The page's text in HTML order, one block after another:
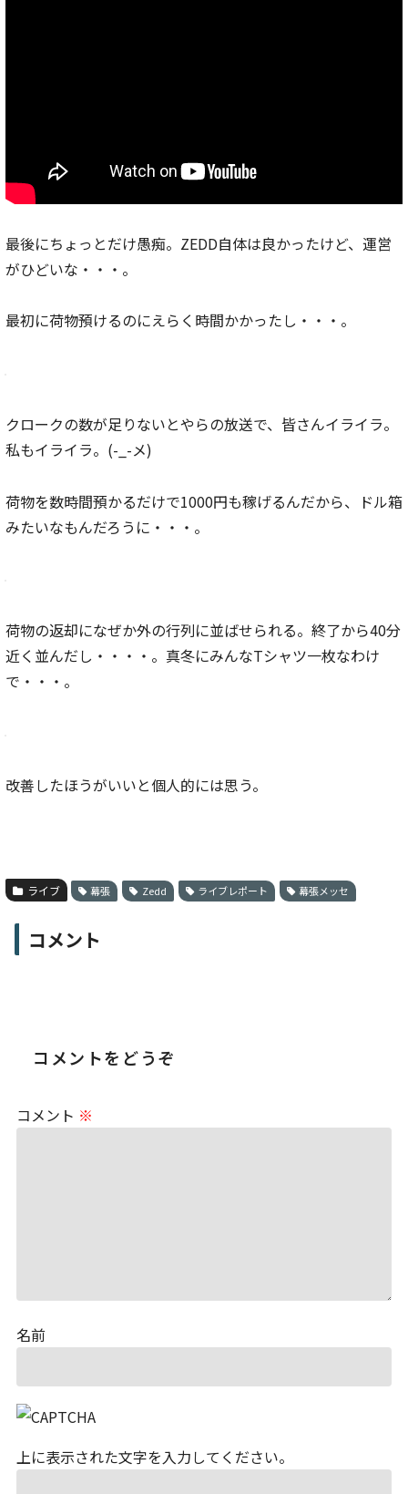
最後にちょっとだけ愚痴。ZEDD自体は良かったけど、運営
がひどいな・・・。
最初に荷物預けるのにえらく時間かかったし・・・。
クロークの数が足りないとやらの放送で、皆さんイライラ。
私もイライラ。(-_-メ)
荷物を数時間預かるだけで1000円も稼げるんだから、ドル箱
みたいなもんだろうに・・・。
荷物の返却になぜか外の行列に並ばせられる。終了から40分
近く並んだし・・・・。真冬にみんなTシャツ一枚なわけ
で・・・。
改善したほうがいいと個人的には思う。
ライブ 幕張 Zedd ライブレポート 幕張メッセ
コメント
コメントをどうぞ
コメント ※
名前
上に表示された文字を入力してください。